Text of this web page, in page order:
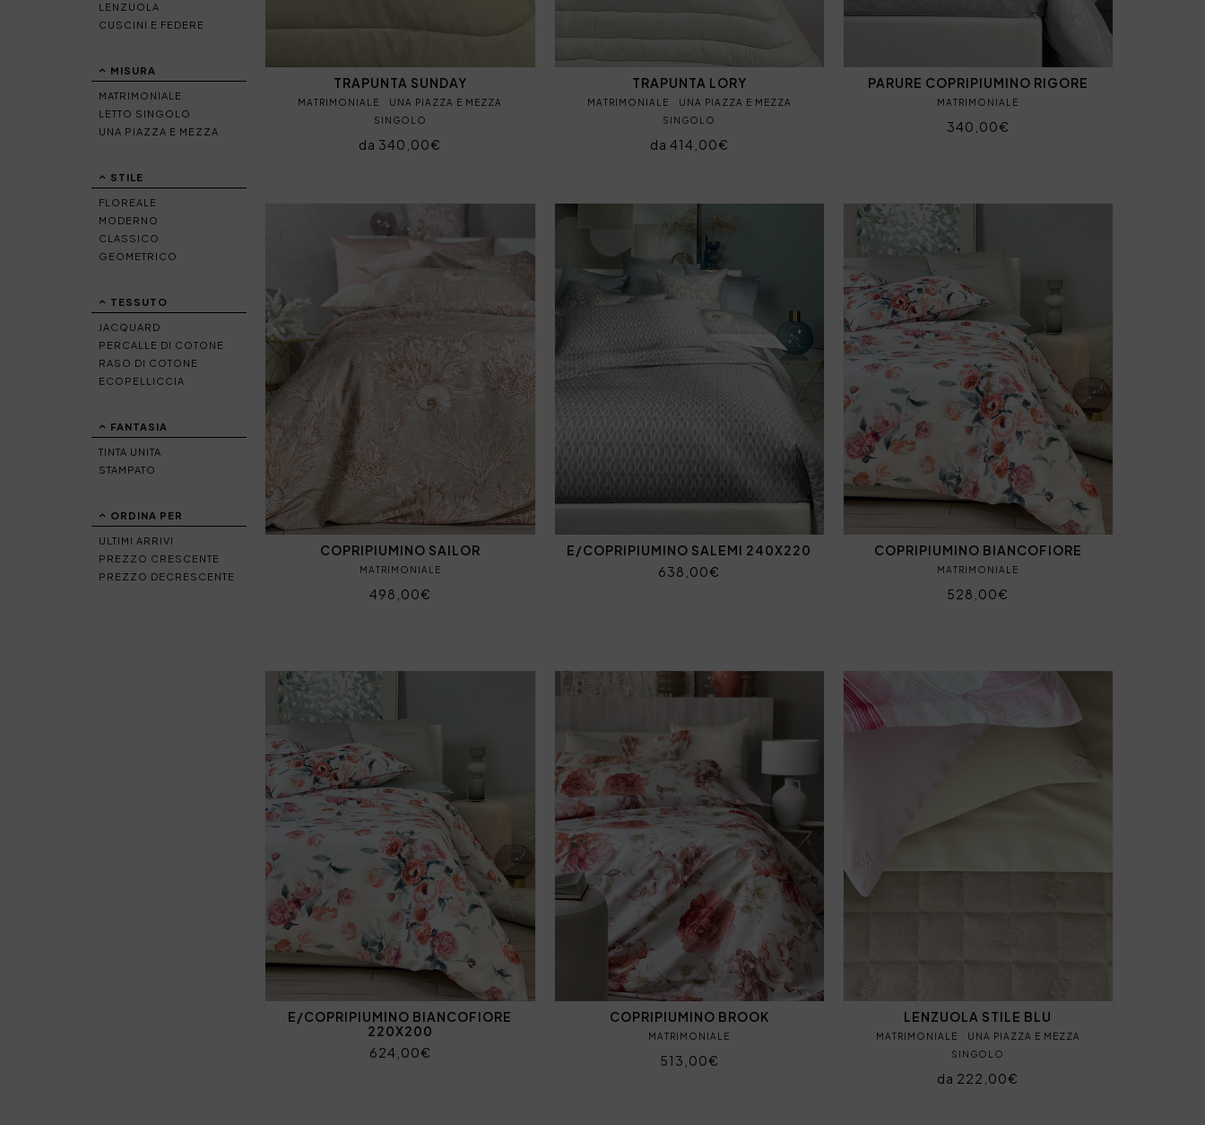
LENZUOLA
CUSCINI E FEDERE
MISURA
MATRIMONIALE
LETTO SINGOLO
UNA PIAZZA E MEZZA
STILE
FLOREALE
MODERNO
CLASSICO
GEOMETRICO
TESSUTO
JACQUARD
PERCALLE DI COTONE
RASO DI COTONE
ECOPELLICCIA
FANTASIA
TINTA UNITA
STAMPATO
ORDINA PER
ULTIMI ARRIVI
PREZZO CRESCENTE
PREZZO DECRESCENTE
TRAPUNTA SUNDAY
MATRIMONIALE
UNA PIAZZA E MEZZA
SINGOLO
da 340,00€
TRAPUNTA LORY
MATRIMONIALE
UNA PIAZZA E MEZZA
SINGOLO
da 414,00€
PARURE COPRIPIUMINO RIGORE
MATRIMONIALE
340,00€
COPRIPIUMINO SAILOR
MATRIMONIALE
498,00€
E/COPRIPIUMINO SALEMI 240X220
638,00€
COPRIPIUMINO BIANCOFIORE
MATRIMONIALE
528,00€
E/COPRIPIUMINO BIANCOFIORE
220X200
624,00€
COPRIPIUMINO BROOK
MATRIMONIALE
513,00€
LENZUOLA STILE BLU
MATRIMONIALE
UNA PIAZZA E MEZZA
SINGOLO
da 222,00€